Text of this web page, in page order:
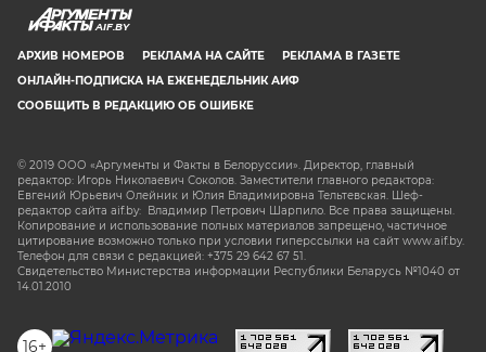
AIF.BY
АРХИВ НОМЕРОВ РЕКЛАМА НА САЙТЕ
РЕКЛАМА В ГАЗЕТЕ
ОНЛАЙН-ПОДПИСКА НА ЕЖЕНЕДЕЛЬНИК АИФ
СООБЩИТЬ В РЕДАКЦИЮ ОБ ОШИБКЕ
© 2019 ООО «Аргументы и Факты в Белоруссии». Директор, главный
редактор: Игорь Николаевич Соколов. Заместители главного редактора:
Евгений Юрьевич Олейник и Юлия Владимировна Тельтевская. Шеф-
редактор сайта aif.by: Владимир Петрович Шарпило. Все права защищены.
Копирование и использование полных материалов запрещено, частичное
цитирование возможно только при условии гиперссылки на сайт www.aif.by.
Телефон для связи с редакцией: +375 29 642 67 51.
Свидетельство Министерства информации Республики Беларусь №1040 от
14.01.2010
16+